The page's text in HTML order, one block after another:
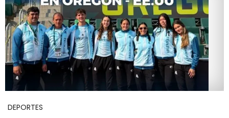
DEPORTES